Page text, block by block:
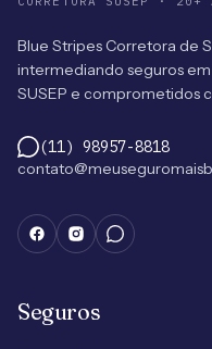
Blue Stripes Corretora de
intermediando seguros
SUSEP e comprometidos
(11) 98957-8818
Seguros